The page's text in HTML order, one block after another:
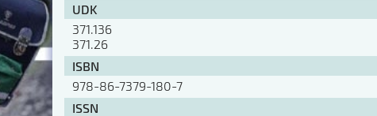
UDK
371.136
371.26
ISBN
978-86-7379-180-7
ISSN